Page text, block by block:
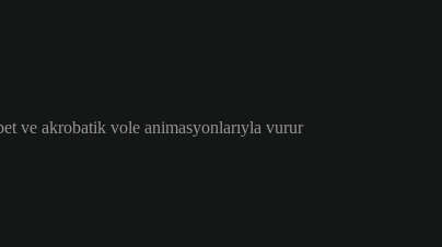
ve akrobatik vole animasyonlarıyla vurur